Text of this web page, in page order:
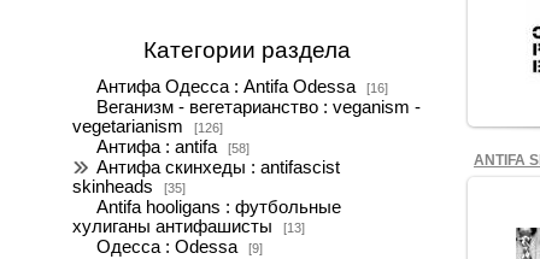
Категории раздела
Антифа Одесса : Antifa Odessa [16]
Веганизм - вегетарианство : veganism -
vegetarianism
[126]
Антифа : antifa [58]
Антифа скинхеды : antifascist
skinheads
[35]
Antifa hooligans : футбольные
хулиганы антифашисты
[13]
Одесса : Odessa [9]
ANTIFA